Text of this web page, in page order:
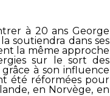
à 20 ans George
soutiendra dans ses
la même approche
sur le sort des
à son influence
été réformées pour
en Norvège, en